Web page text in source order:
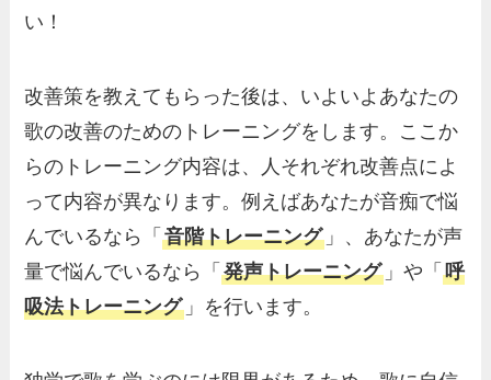
い！
改善策を教えてもらった後は、いよいよあなたの
歌の改善のためのトレーニングをします。ここか
らのトレーニング内容は、人それぞれ改善点によ
って内容が異なります。例えばあなたが音痴で悩
んでいるなら「音階トレーニング 」、あなたが声
量で悩んでいるなら「発声トレーニング 」や「呼
吸法トレーニング 」を行います。